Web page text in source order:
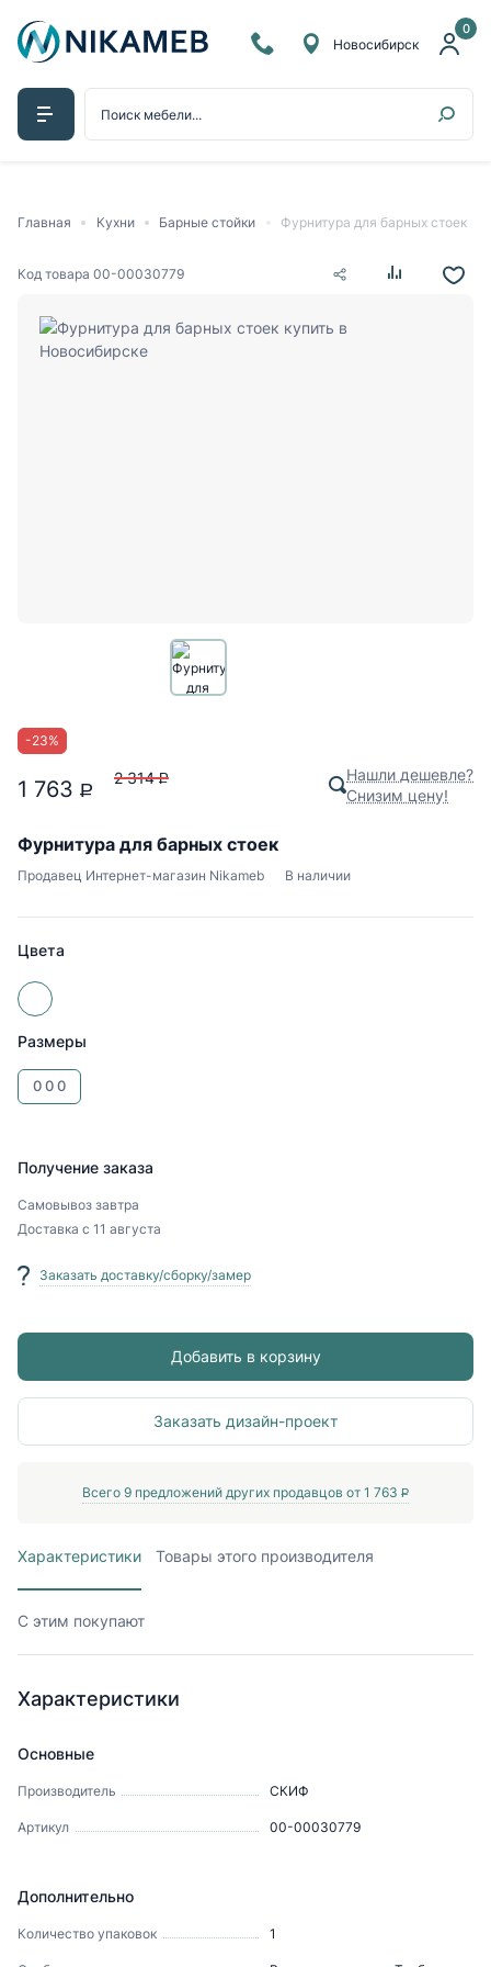
0
Новосибирск
Главная Кухни Барные стойки Фурнитура для барных стоек
Код товара 00-00030779
-23%
1 763 P
2 314 P
Нашли дешевле?
Снизим цену!
Фурнитура для барных стоек
Продавец Интернет-магазин Nikameb В наличии
Цвета
Размеры
000
Получение заказа
Самовывоз завтра
Доставка с 11 августа
Заказать доставку/сборку/замер
Добавить в корзину
Заказать дизайн-проект
Всего 9 предложений других продавцов от 1 763 P
Характеристики Товары этого производителя
С этим покупают
Характеристики
Основные
Производитель СКИФ
Артикул 00-00030779
Дополнительно
Количество упаковок 1